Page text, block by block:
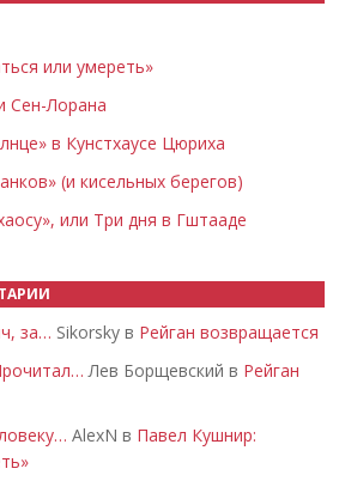
или умереть»
Сен-Лорана
в Кунстхаусе Цюриха
(и кисельных берегов)
или Три дня в Гштааде
за… Sikorsky в Рейган возвращается
Лев Борщевский в Рейган
AlexN в Павел Кушнир: